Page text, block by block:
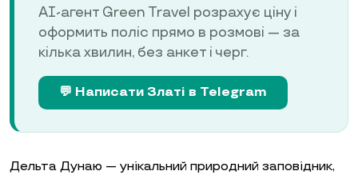
AI-агент Green Travel розрахує ціну і
оформить поліс прямо в розмові — за
кілька хвилин, без анкет і черг.
💬 Написати Златі в Telegram
Дельта Дунаю — унікальний природний заповідник,